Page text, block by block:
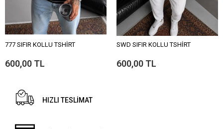
777 SIFIR KOLLU TSHİRT
600,00 TL
SWD SIFIR KOLLU TSHİRT
600,00 TL
HIZLI TESLİMAT